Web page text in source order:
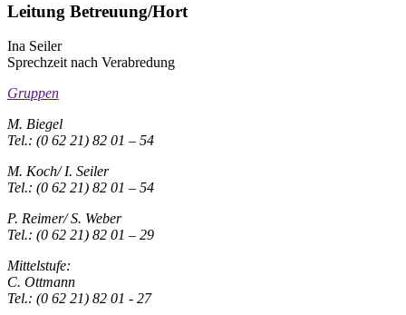
Leitung Betreuung/Hort
Ina Seiler
Sprechzeit nach Verabredung
Gruppen
M. Biegel
Tel.: (0 62 21) 82 01 – 54
M. Koch/ I. Seiler
Tel.: (0 62 21) 82 01 – 54
P. Reimer/ S. Weber
Tel.: (0 62 21) 82 01 – 29
Mittelstufe:
C. Ottmann
Tel.: (0 62 21) 82 01 - 27